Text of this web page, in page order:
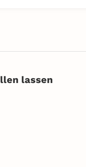
lassen